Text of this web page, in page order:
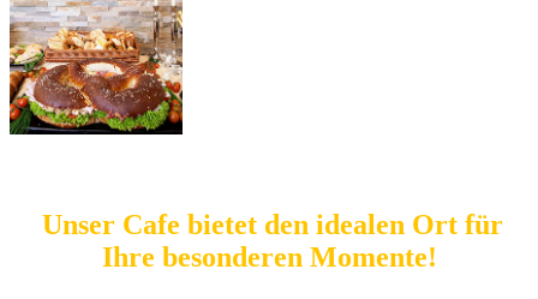
Unser Cafe bietet den idealen Ort für
Ihre besonderen Momente!